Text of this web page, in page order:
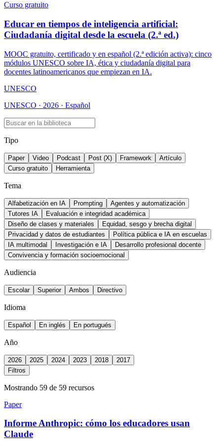
Curso gratuito
Educar en tiempos de inteligencia artificial:
Ciudadanía digital desde la escuela (2.ª ed.)
MOOC gratuito, certificado y en español (2.ª edición activa): cinco
módulos UNESCO sobre IA, ética y ciudadanía digital para
docentes latinoamericanos que empiezan en IA.
UNESCO
UNESCO · 2026 · Español
Tipo
Paper Video Podcast Post (X) Framework
Artículo
Curso gratuito
Herramienta
Tema
Alfabetización en IA Prompting
Agentes y automatización
Tutores IA
Evaluación e integridad académica
Diseño de clases y materiales
Equidad, sesgo y brecha digital
Privacidad y datos de estudiantes
Política pública e IA en escuelas
IA multimodal
Investigación e IA
Desarrollo profesional docente
Convivencia y formación socioemocional
Audiencia
Escolar Superior Ambos Directivo
Idioma
Español En inglés En portugués
Año
2026 2025 2024 2023 2018
2017
Filtros
Mostrando 59 de 59 recursos
Paper
Informe Anthropic: cómo los educadores usan
Claude